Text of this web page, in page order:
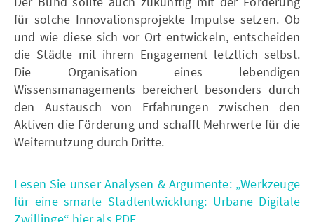
für solche Innovationsprojekte Impulse setzen. Ob
und wie diese sich vor Ort entwickeln, entscheiden
die Städte mit ihrem Engagement letztlich selbst.
Die Organisation eines lebendigen
Wissensmanagements bereichert besonders durch
den Austausch von Erfahrungen zwischen den
Aktiven die Förderung und schafft Mehrwerte für die
Weiternutzung durch Dritte.
Lesen Sie unser Analysen & Argumente: „Werkzeuge
für eine smarte Stadtentwicklung: Urbane Digitale
Zwillinge“ hier als PDF.